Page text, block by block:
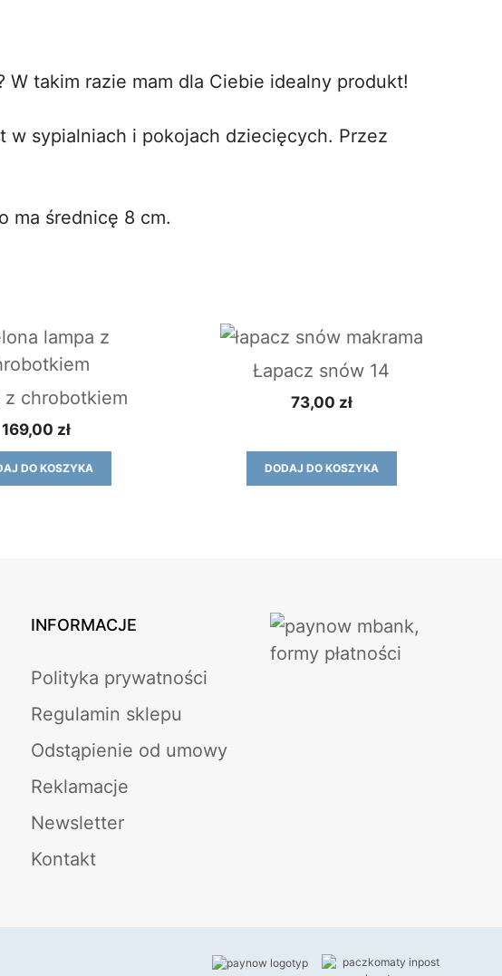
takim razie mam dla Ciebie idealny produkt!
sypialniach i pokojach dziecięcych. Przez
ma średnicę 8 cm.
z chrobotkiem
169,00 zł
DO KOSZYKA
Łapacz snów 14
73,00 zł
DODAJ DO KOSZYKA
INFORMACJE
Polityka prywatności
Regulamin sklepu
Odstąpienie od umowy
Reklamacje
Newsletter
Kontakt